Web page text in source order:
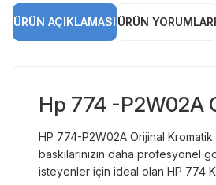
ÜRÜN AÇIKLAMASI ÜRÜN YORUMLARI
Hp 774 -P2W02A
HP 774-P2W02A Orijinal
baskılarınızın daha profesyonel
isteyenler için ideal olan HP 774